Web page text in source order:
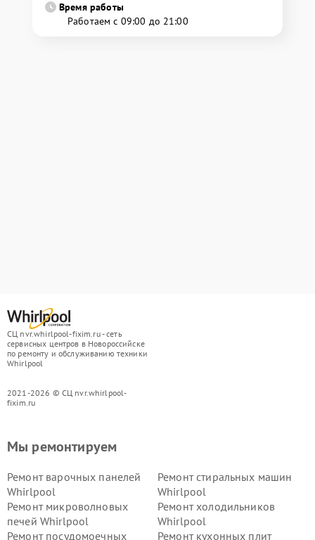
Время работы
Работаем с 09:00 до 21:00
СЦ nvr.whirlpool-fixim.ru - сеть
сервисных центров в Новороссийске
по ремонту и обслуживанию техники
Whirlpool
2021-2026 © СЦ nvr.whirlpool-
fixim.ru
Мы ремонтируем
Ремонт варочных панелей
Whirlpool
Ремонт стиральных машин
Whirlpool
Ремонт микроволновых
печей Whirlpool
Ремонт холодильников
Whirlpool
Ремонт посудомоечных
Ремонт кухонных плит